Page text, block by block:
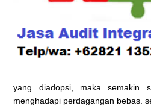
yang diadopsi, maka semakin
menghadapi perdagangan bebas.